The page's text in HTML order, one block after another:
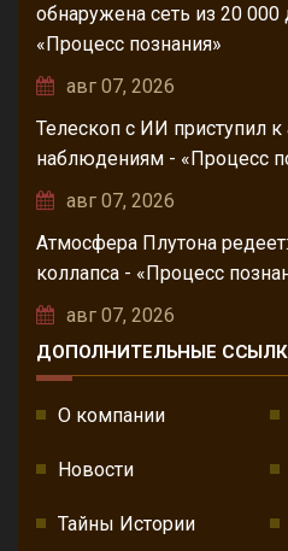
обнаружена сеть из 20
«Процесс познания»
авг 07, 2026
Телескоп с ИИ приступил
наблюдениям - «Процесс
авг 07, 2026
Атмосфера Плутона
коллапса - «Процесс
авг 07, 2026
ДОПОЛНИТЕЛЬНЫЕ
О компании
Новости
Тайны Истории